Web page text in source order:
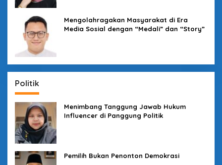
Mengolahragakan Masyarakat di Era
Media Sosial dengan “Medali” dan “Story”
Politik
Menimbang Tanggung Jawab Hukum
Influencer di Panggung Politik
Pemilih Bukan Penonton Demokrasi